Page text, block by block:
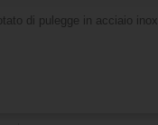
di pulegge in acciaio inox